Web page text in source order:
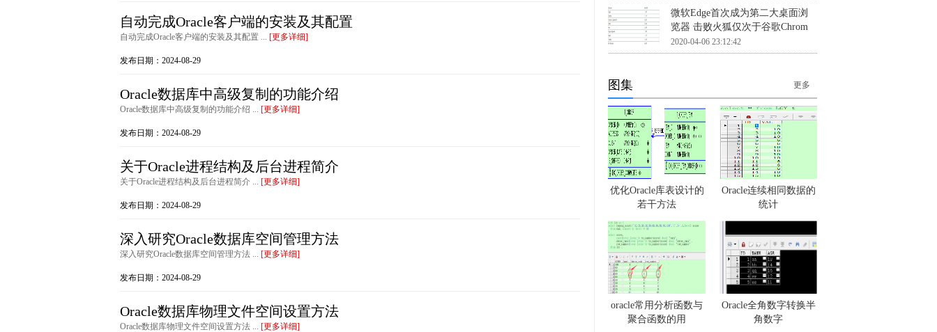
自动完成Oracle客户端的安装及其配置
自动完成Oracle客户端的安装及其配置 ... [更多详细]
发布日期：2024-08-29
Oracle数据库中高级复制的功能介绍
Oracle数据库中高级复制的功能介绍 ... [更多详细]
发布日期：2024-08-29
关于Oracle进程结构及后台进程简介
关于Oracle进程结构及后台进程简介 ... [更多详细]
发布日期：2024-08-29
深入研究Oracle数据库空间管理方法
深入研究Oracle数据库空间管理方法 ... [更多详细]
发布日期：2024-08-29
Oracle数据库物理文件空间设置方法
Oracle数据库物理文件空间设置方法 ... [更多详细]
微软Edge首次成为第二大桌面浏
览器 击败火狐仅次于谷歌Chrom
2020-04-06 23:12:42
图集 更多
优化Oracle库表设计的
若干方法
Oracle连续相同数据的
统计
oracle常用分析函数与
聚合函数的用
Oracle全角数字转换半
角数字